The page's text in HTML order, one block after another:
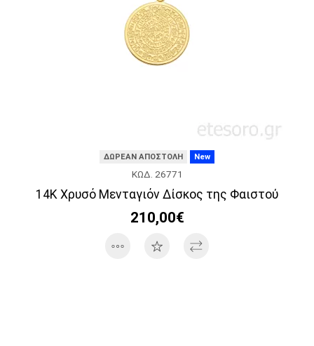
ΔΩΡΕΑΝ ΑΠΟΣΤΟΛΗ New
ΚΩΔ. 26771
14Κ Χρυσό Μενταγιόν Δίσκος της Φαιστού
210,00€